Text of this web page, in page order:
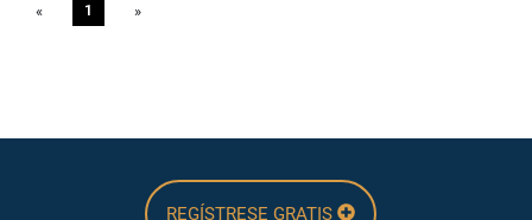
« Previous
1 »
REGÍSTRESE GRATIS